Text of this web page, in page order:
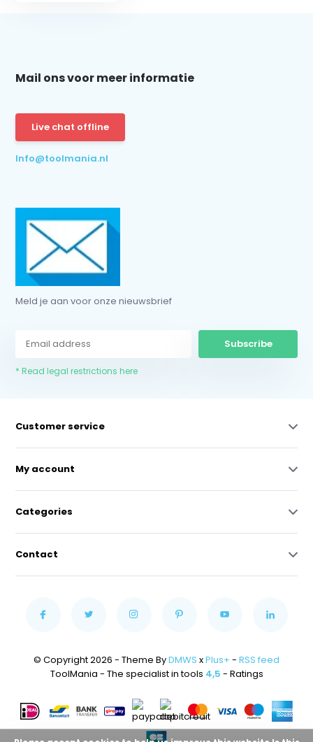
Mail ons voor meer informatie
Live chat offline
Info@toolmania.nl
Meld je aan voor onze nieuwsbrief
Subscribe
* Read legal restrictions here
Customer service
My account
Categories
Contact
© Copyright 2026 - Theme ByDMWS xPlus+ - RSS feed
ToolMania - The specialist in tools 4,5 - Ratings